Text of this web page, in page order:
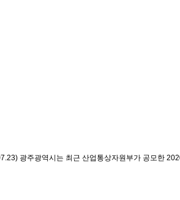
광주광역시는 최근 산업통상자원부가 공모한